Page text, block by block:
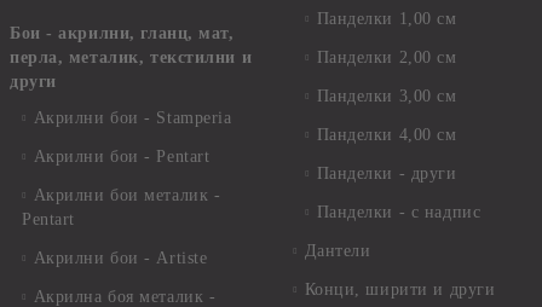
Бои - акрилни, гланц, мат,
перла, металик, текстилни и
други
Акрилни бои - Stamperia
Акрилни бои - Pentart
Акрилни бои металик -
Pentart
Акрилни бои - Artiste
Акрилна боя металик -
Панделки 1,00 см
Панделки 2,00 см
Панделки 3,00 см
Панделки 4,00 см
Панделки - други
Панделки - с надпис
Дантели
Конци, ширити и други